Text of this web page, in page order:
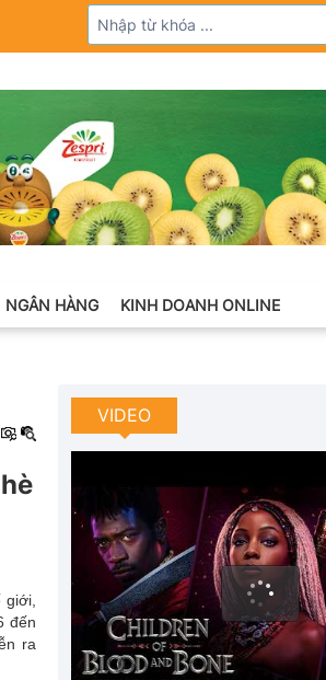
NGÂN HÀNG KINH DOANH ONLINE
đến
ra
VIDEO